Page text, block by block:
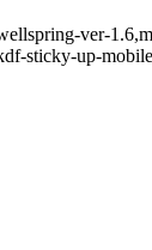
ver-
sticky-up-